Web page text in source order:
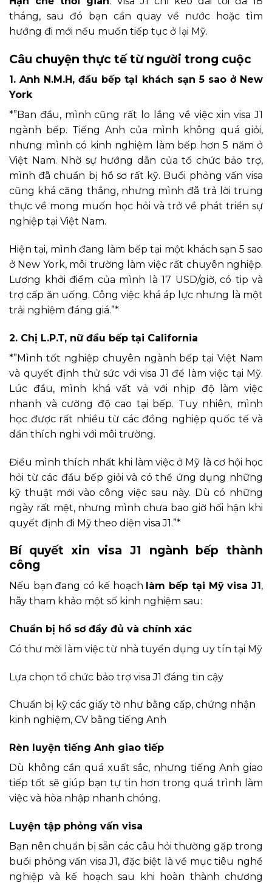
tháng, sau đó bạn cần quay về nước hoặc tìm
hướng đi mới nếu muốn tiếp tục ở lại Mỹ.
Câu chuyện thực tế từ người trong cuộc
1. Anh N.M.H, đầu bếp tại khách sạn 5 sao ở New
York
*”Ban đầu, mình cũng rất lo lắng về việc xin visa J1
ngành bếp. Tiếng Anh của mình không quá giỏi,
nhưng mình có kinh nghiệm làm bếp hơn 5 năm ở
Việt Nam. Nhờ sự hướng dẫn của tổ chức bảo trợ,
mình đã chuẩn bị hồ sơ rất kỹ. Buổi phỏng vấn visa
cũng khá căng thẳng, nhưng mình đã trả lời trung
thực về mong muốn học hỏi và trở về phát triển sự
nghiệp tại Việt Nam.
Hiện tại, mình đang làm bếp tại một khách sạn 5 sao
ở New York, môi trường làm việc rất chuyên nghiệp.
Lương khởi điểm của mình là 17 USD/giờ, có tip và
trợ cấp ăn uống. Công việc khá áp lực nhưng là một
trải nghiệm đáng giá.”*
2. Chị L.P.T, nữ đầu bếp tại California
*”Mình tốt nghiệp chuyên ngành bếp tại Việt Nam
và quyết định thử sức với visa J1 để làm việc tại Mỹ.
Lúc đầu, mình khá vất vả với nhịp độ làm việc
nhanh và cường độ cao tại bếp. Tuy nhiên, mình
học được rất nhiều từ các đồng nghiệp quốc tế và
dần thích nghi với môi trường.
Điều mình thích nhất khi làm việc ở Mỹ là cơ hội học
hỏi từ các đầu bếp giỏi và có thể ứng dụng những
kỹ thuật mới vào công việc sau này. Dù có những
ngày rất mệt, nhưng mình chưa bao giờ hối hận khi
quyết định đi Mỹ theo diện visa J1.”*
Bí quyết xin visa J1 ngành bếp thành
công
Nếu bạn đang có kế hoạch làm bếp tại Mỹ visa J1,
hãy tham khảo một số kinh nghiệm sau:
Chuẩn bị hồ sơ đầy đủ và chính xác
Có thư mời làm việc từ nhà tuyển dụng uy tín tại Mỹ
Lựa chọn tổ chức bảo trợ visa J1 đáng tin cậy
Chuẩn bị kỹ các giấy tờ như bằng cấp, chứng nhận
kinh nghiệm, CV bằng tiếng Anh
Rèn luyện tiếng Anh giao tiếp
Dù không cần quá xuất sắc, nhưng tiếng Anh giao
tiếp tốt sẽ giúp bạn tự tin hơn trong quá trình làm
việc và hòa nhập nhanh chóng.
Luyện tập phỏng vấn visa
Bạn nên chuẩn bị sẵn các câu hỏi thường gặp trong
buổi phỏng vấn visa J1, đặc biệt là về mục tiêu nghề
nghiệp và kế hoạch sau khi hoàn thành chương